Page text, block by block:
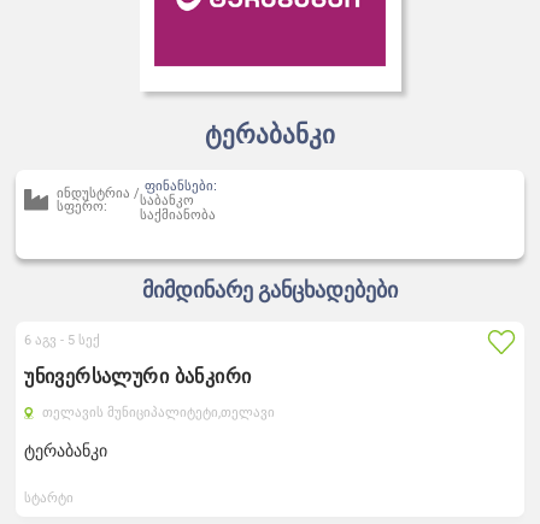
ტერაბანკი
ინდუსტრია /
სფერო:
ფინანსები:
საბანკო
საქმიანობა
მიმდინარე განცხადებები
უნივერსალური ბანკირი
თელავის მუნიციპალიტეტი,თელავი
ტერაბანკი
6 აგვ - 5 სექ
სტარტი